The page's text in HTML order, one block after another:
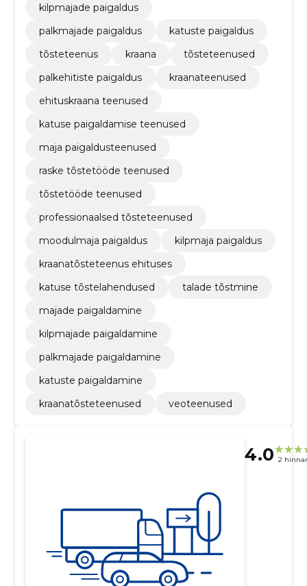
kilpmajade paigaldus
palkmajade paigaldus
katuste paigaldus
tõsteteenus
kraana
tõsteteenused
palkehitiste paigaldus
kraanateenused
ehituskraana teenused
katuse paigaldamise teenused
maja paigaldusteenused
raske tõstetööde teenused
tõstetööde teenused
professionaalsed tõsteteenused
moodulmaja paigaldus
kilpmaja paigaldus
kraanatõsteteenus ehituses
katuse tõstelahendused
talade tõstmine
majade paigaldamine
kilpmajade paigaldamine
palkmajade paigaldamine
katuste paigaldamine
kraanatõsteteenused
veoteenused
4.0 2